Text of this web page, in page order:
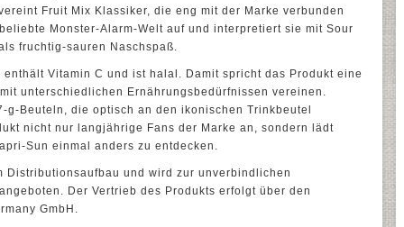
Fruit Mix Klassiker, die eng mit der Marke verbunden
Monster-Alarm-Welt auf und interpretiert sie mit Sour
fruchtig-sauren Naschspaß.
Vitamin C und ist halal. Damit spricht das Produkt eine
unterschiedlichen Ernährungsbedürfnissen vereinen.
g-Beuteln, die optisch an den ikonischen Trinkbeutel
nicht nur langjährige Fans der Marke an, sondern lädt
Sun einmal anders zu entdecken.
Distributionsaufbau und wird zur unverbindlichen
Der Vertrieb des Produkts erfolgt über den
GmbH.